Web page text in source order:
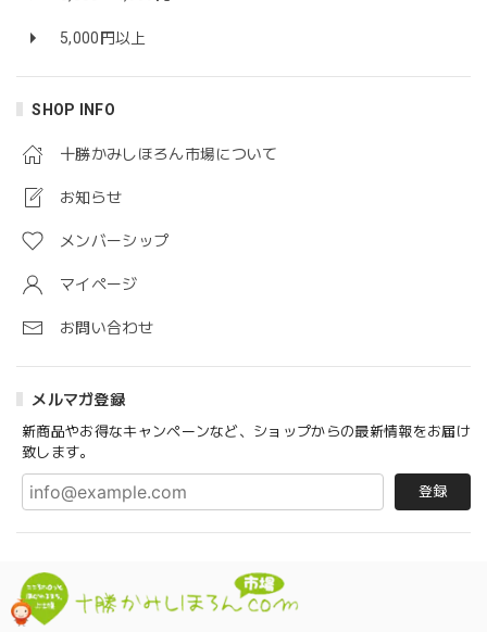
5,000円以上
SHOP INFO
十勝かみしほろん市場について
お知らせ
メンバーシップ
マイページ
お問い合わせ
メルマガ登録
新商品やお得なキャンペーンなど、ショップからの最新情報をお届け
致します。
登録